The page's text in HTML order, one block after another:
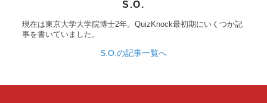
S.O.
現在は東京大学大学院博士2年。QuizKnock最初期にいくつか記
事を書いていました。
S.O.の記事一覧へ